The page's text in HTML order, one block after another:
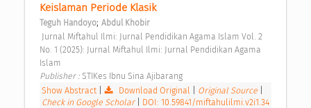
Keislaman Periode Klasik
Teguh Handoyo; Abdul Khobir
No. 1 (2025): Jurnal Miftahul Ilmi: Jurnal Pendidikan Agama
Islam
Publisher : STIKes Ibnu Sina Ajibarang
Show Abstract| Download Original Original Source
Check in Google Scholar
DOI: 10.59841/miftahulilmi.v2i1.34